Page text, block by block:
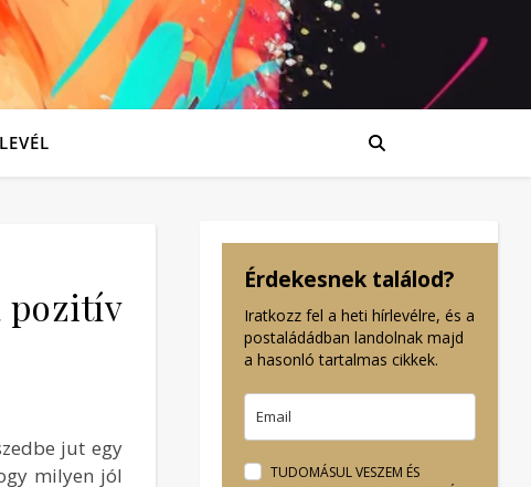
pozitív
jut egy
milyen jól
Érdekesnek találod?
Iratkozz fel a heti hírlevélre, és a
postaládádban landolnak majd
a hasonló tartalmas cikkek.
TUDOMÁSUL VESZEM ÉS